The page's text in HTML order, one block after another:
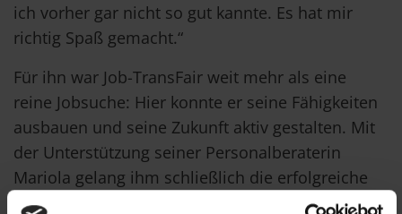
ich vorher gar nicht so gut kannte. Es hat mir
richtig Spaß gemacht.“
Für ihn war Job-TransFair weit mehr als eine
reine Jobsuche: Hier konnte er seine Fähigkeiten
ausbauen und seine Zukunft aktiv gestalten. Mit
der Unterstützung seiner Personalberaterin
Mariola gelang ihm schließlich die erfolgreiche
Bewerbung bei den Wiener Kinderfreunden.